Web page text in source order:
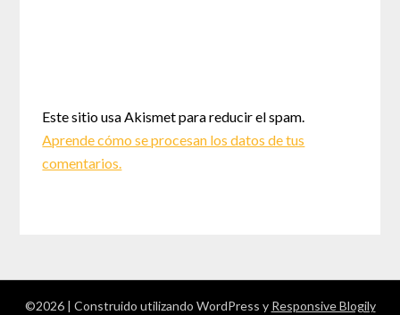
Este sitio usa Akismet para reducir el spam.
Aprende cómo se procesan los datos de tus
comentarios.
©2026 | Construido utilizando WordPress y Responsive Blogily